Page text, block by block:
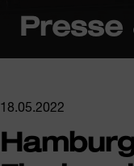
Presse
18.05.2022